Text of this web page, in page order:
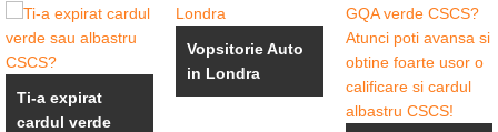
Ti-a expirat
cardul verde
Vopsitorie Auto
in Londra